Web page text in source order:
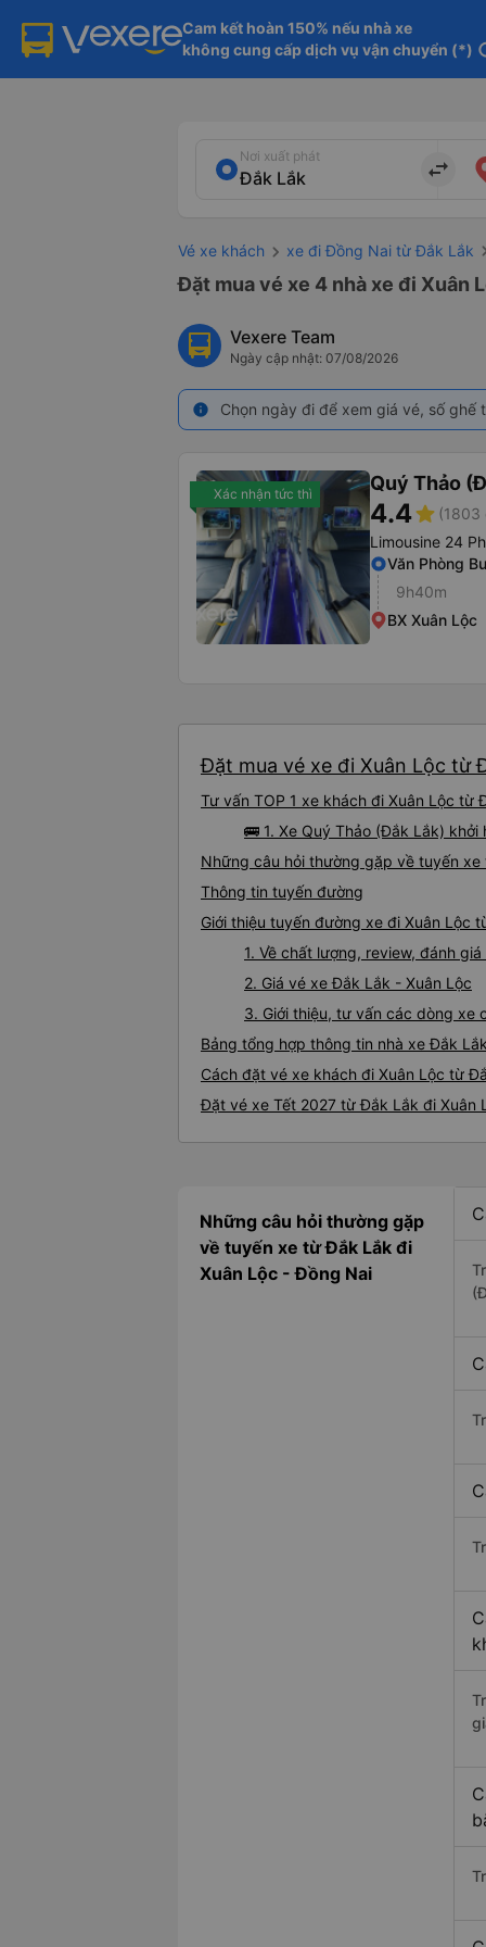
Cam kết hoàn 150% nếu nhà xe
không cung cấp dịch vụ vận chuyển (*)
Nơi xuất phát
import_export
Vé xe khách xe đi Đồng Nai từ Đắk Lắk
Đặt mua vé xe 4 nhà xe đi Xuân
Vexere Team
Ngày cập nhật: 07/08/2026
info Chọn ngày đi để xem giá vé, số
Xác nhận tức thì Quý Thảo
4.4star (1803
Limousine 24
Văn Phòng
9h40m
BX Xuân Lộc
Đặt mua vé xe đi Xuân Lộc từ
Tư vấn TOP 1 xe khách đi Xuân Lộc
🚌 1. Xe Quý Thảo (Đắk Lắk) khởi
Những câu hỏi thường gặp về tuyến
Thông tin tuyến đường
Giới thiệu tuyến đường xe đi Xuân Lộc
1. Về chất lượng, review, đánh
2. Giá vé xe Đắk Lắk - Xuân Lộc
3. Giới thiệu, tư vấn các dòng xe
Bảng tổng hợp thông tin nhà xe Đắk
Cách đặt vé xe khách đi Xuân Lộc từ
Đặt vé xe Tết 2027 từ Đắk Lắk đi Xuân
Những câu hỏi thường gặp
về tuyến xe từ Đắk Lắk đi
Xuân Lộc - Đồng Nai